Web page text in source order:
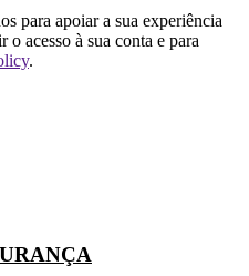
​​para apoiar a sua experiência
o acesso à sua conta e para
.